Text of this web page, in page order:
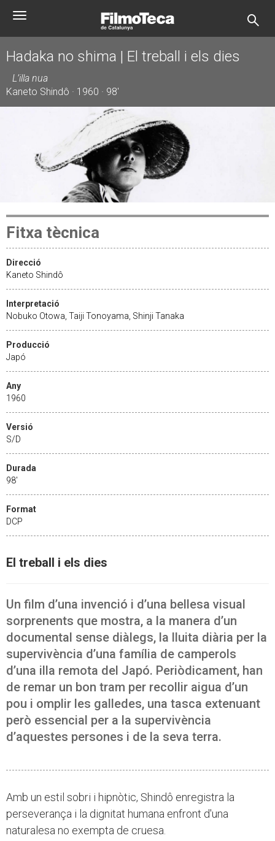
Toggle
Hadaka no shima | El treball i els dies
L’illa nua
Kaneto Shindô · 1960 · 98'
Fitxa tècnica
Direcció
Kaneto Shindô
Interpretació
Nobuko Otowa, Taiji Tonoyama, Shinji Tanaka
Producció
Japó
Any
1960
Versió
S/D
Durada
98'
Format
DCP
El treball i els dies
Un film d’una invenció i d’una bellesa visual
sorprenents que mostra, a la manera d’un
documental sense diàlegs, la lluita diària per la
supervivència d’una família de camperols
d’una illa remota del Japó. Periòdicament, han
de remar un bon tram per recollir aigua d’un
pou i omplir les galledes, una tasca extenuant
però essencial per a la supervivència
d’aquestes persones i de la seva terra.
Amb un estil sobri i hipnòtic, Shindô enregistra la
perseverança i la dignitat humana enfront d'una
naturalesa no exempta de cruesa.